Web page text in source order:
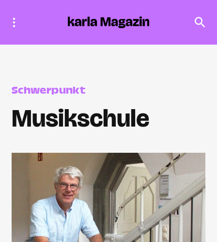
Schwerpunkt
Musikschule